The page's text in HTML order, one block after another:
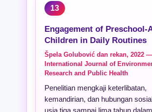
13
Engagement of Preschool-
Children in Daily Routines
Špela Golubović dan rekan, 2022 —
International Journal of
Research and Public Health
Penelitian mengkaji keterlibatan,
kemandirian, dan hubungan